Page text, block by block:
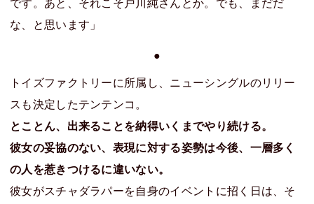
な、と思います」
●
トイズファクトリーに所属し、ニューシングルのリリー
スも決定したテンテンコ。
とことん、出来ることを納得いくまでやり続ける。
彼女の妥協のない、表現に対する姿勢は今後、一層多く
の人を惹きつけるに違いない。
彼女がスチャダラパーを自身のイベントに招く日は、そ